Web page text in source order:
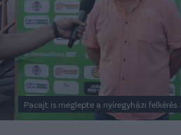
Pacajt is meglepte a nyíregyházi